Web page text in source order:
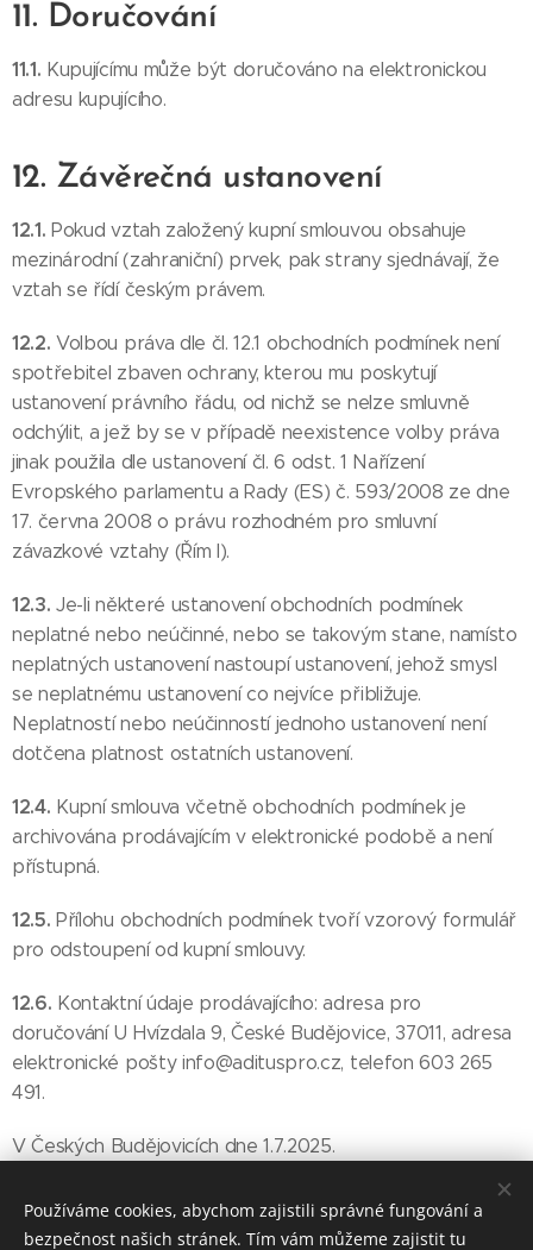
11. Doručování
11.1. Kupujícímu může být doručováno na elektronickou
adresu kupujícího.
12. Závěrečná ustanovení
12.1.Pokud vztah založený kupní smlouvou obsahuje
mezinárodní (zahraniční) prvek, pak strany sjednávají, že
vztah se řídí českým právem.
12.2.Volbou práva dle čl. 12.1 obchodních podmínek není
spotřebitel zbaven ochrany, kterou mu poskytují
ustanovení právního řádu, od nichž se nelze smluvně
odchýlit, a jež by se v případě neexistence volby práva
jinak použila dle ustanovení čl. 6 odst. 1 Nařízení
Evropského parlamentu a Rady (ES) č. 593/2008 ze dne
17. června 2008 o právu rozhodném pro smluvní
závazkové vztahy (Řím I).
12.3.Je-li některé ustanovení obchodních podmínek
neplatné nebo neúčinné, nebo se takovým stane, namísto
neplatných ustanovení nastoupí ustanovení, jehož smysl
se neplatnému ustanovení co nejvíce přibližuje.
Neplatností nebo neúčinností jednoho ustanovení není
dotčena platnost ostatních ustanovení.
12.4. Kupní smlouva včetně obchodních podmínek je
archivována prodávajícím v elektronické podobě a není
přístupná.
12.5.Přílohu obchodních podmínek tvoří vzorový formulář
pro odstoupení od kupní smlouvy.
12.6. Kontaktní údaje prodávajícího: adresa pro
doručování U Hvízdala 9, České Budějovice, 37011, adresa
elektronické pošty info@adituspro.cz, telefon 603 265
491.
V Českých Budějovicích dne 1.7.2025.
Používáme cookies, abychom zajistili správné fungování a
bezpečnost našich stránek. Tím vám můžeme zajistit tu